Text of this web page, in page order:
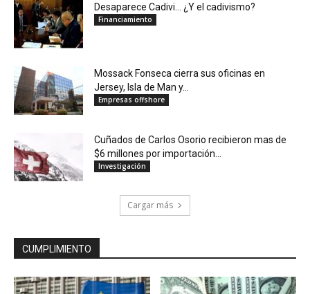
Desaparece Cadivi… ¿Y el cadivismo?
Financiamiento
Mossack Fonseca cierra sus oficinas en
Jersey, Isla de Man y...
Empresas offshore
Cuñados de Carlos Osorio recibieron mas de
$6 millones por importación...
Investigación
Cargar más
CUMPLIMIENTO